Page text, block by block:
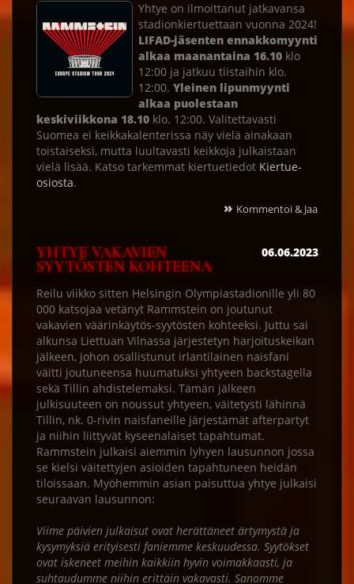
Yhtye on ilmoittanut jatkavansa
stadionkiertuettaan vuonna 2024!
LIFAD-jäsenten ennakkomyynti
alkaa maanantaina 16.10 klo
12:00 ja jatkuu tiistaihin klo.
12:00. Yleinen lipunmyynti
alkaa puolestaan
keskiviikkona 18.10 klo. 12:00. Valitettavasti
Suomea ei keikkakalenterissa näy vielä ainakaan
toistaiseksi, mutta luultavasti keikkoja julkaistaan
vielä lisää. Katso tarkemmat kiertuetiedot Kiertue-
osiosta.
» Kommentoi & Jaa
YHTYE VAKAVIEN
SYYTÖSTEN KOHTEENA
06.06.2023
Reilu viikko sitten Helsingin Olympiastadionille yli 80
000 katsojaa vetänyt Rammstein on joutunut
vakavien väärinkäytös-syytösten kohteeksi. Juttu sai
alkunsa Liettuan Vilnassa järjestetyn harjoituskeikan
jälkeen, johon osallistunut irlantilainen naisfani
väitti joutuneensa huumatuksi yhtyeen backstagella
sekä Tillin ahdistelemaksi. Tämän jälkeen
julkisuuteen on noussut yhtyeen, väitetysti lähinnä
Tillin, nk. 0-rivin naisfaneille järjestämät afterpartyt
ja niihin liittyvät kyseenalaiset tapahtumat.
Rammstein julkaisi aiemmin lyhyen lausunnon jossa
se kielsi väitettyjen asioiden tapahtuneen heidän
tiloissaan. Myöhemmin asian paisuttua yhtye julkaisi
seuraavan lausunnon:
Viime päivien julkaisut ovat herättäneet ärtymystä ja
kysymyksiä erityisesti faniemme keskuudessa. Syytökset
ovat iskeneet meihin kaikkiin hyvin voimakkaasti, ja
suhtaudumme niihin erittäin vakavasti. Sanomme